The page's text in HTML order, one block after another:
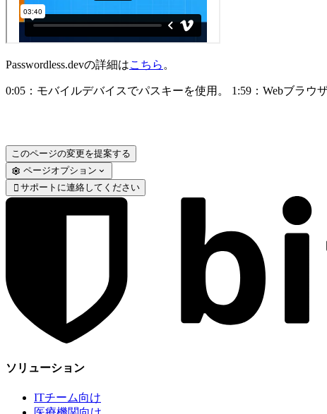
Passwordless.devの詳細はこちら 。
0:05：モバイルデバイスでパスキーを使用。 1:59：Webブラウ
このページの変更を提案する
ページオプション
 サポートに連絡してください
ソリューション
ITチーム向け